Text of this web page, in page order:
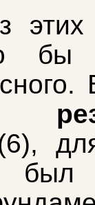
этих
бы